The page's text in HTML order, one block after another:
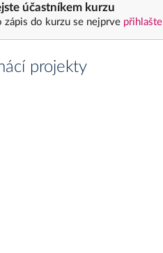
účastníkem kurzu
zápis do kurzu se nejprve přihlašte
projekty